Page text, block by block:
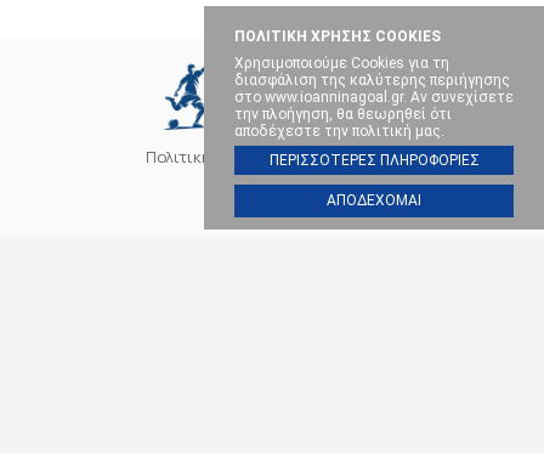
ΠΟΛΙΤΙΚΗ ΧΡΗΣΗΣ COOKIES
Χρησιμοποιούμε Cookies για τη
διασφάλιση της καλύτερης περιήγησης
στο www.ioanninagoal.gr. Αν συνεχίσετε
την πλοήγηση, θα θεωρηθεί ότι
αποδέχεστε την πολιτική μας.
ΠΕΡΙΣΣΟΤΕΡΕΣ ΠΛΗΡΟΦΟΡΙΕΣ
ΑΠΟΔΕΧΟΜΑΙ
Πολιτική Cookies Επικοινωνία
SOCIAL MEDIA